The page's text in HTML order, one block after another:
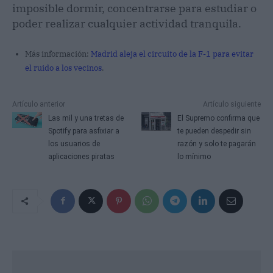
imposible dormir, concentrarse para estudiar o
poder realizar cualquier actividad tranquila.
Más información: Madrid aleja el circuito de la F-1 para evitar
el ruido a los vecinos.
Artículo anterior
Las mil y una tretas de
Spotify para asfixiar a
los usuarios de
aplicaciones piratas
Artículo siguiente
El Supremo confirma que
te pueden despedir sin
razón y solo te pagarán
lo mínimo